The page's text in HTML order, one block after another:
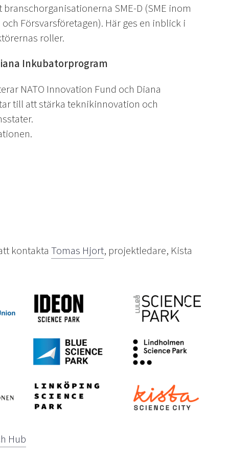
SME-D (SME inom
Försvarsföretagen). Här ges en inblick i
roller.
Inkubatorprogram
NATO Innovation Fund och Diana
till att stärka teknikinnovation och
kontaktaTomas Hjort, projektledare, Kista
Hub